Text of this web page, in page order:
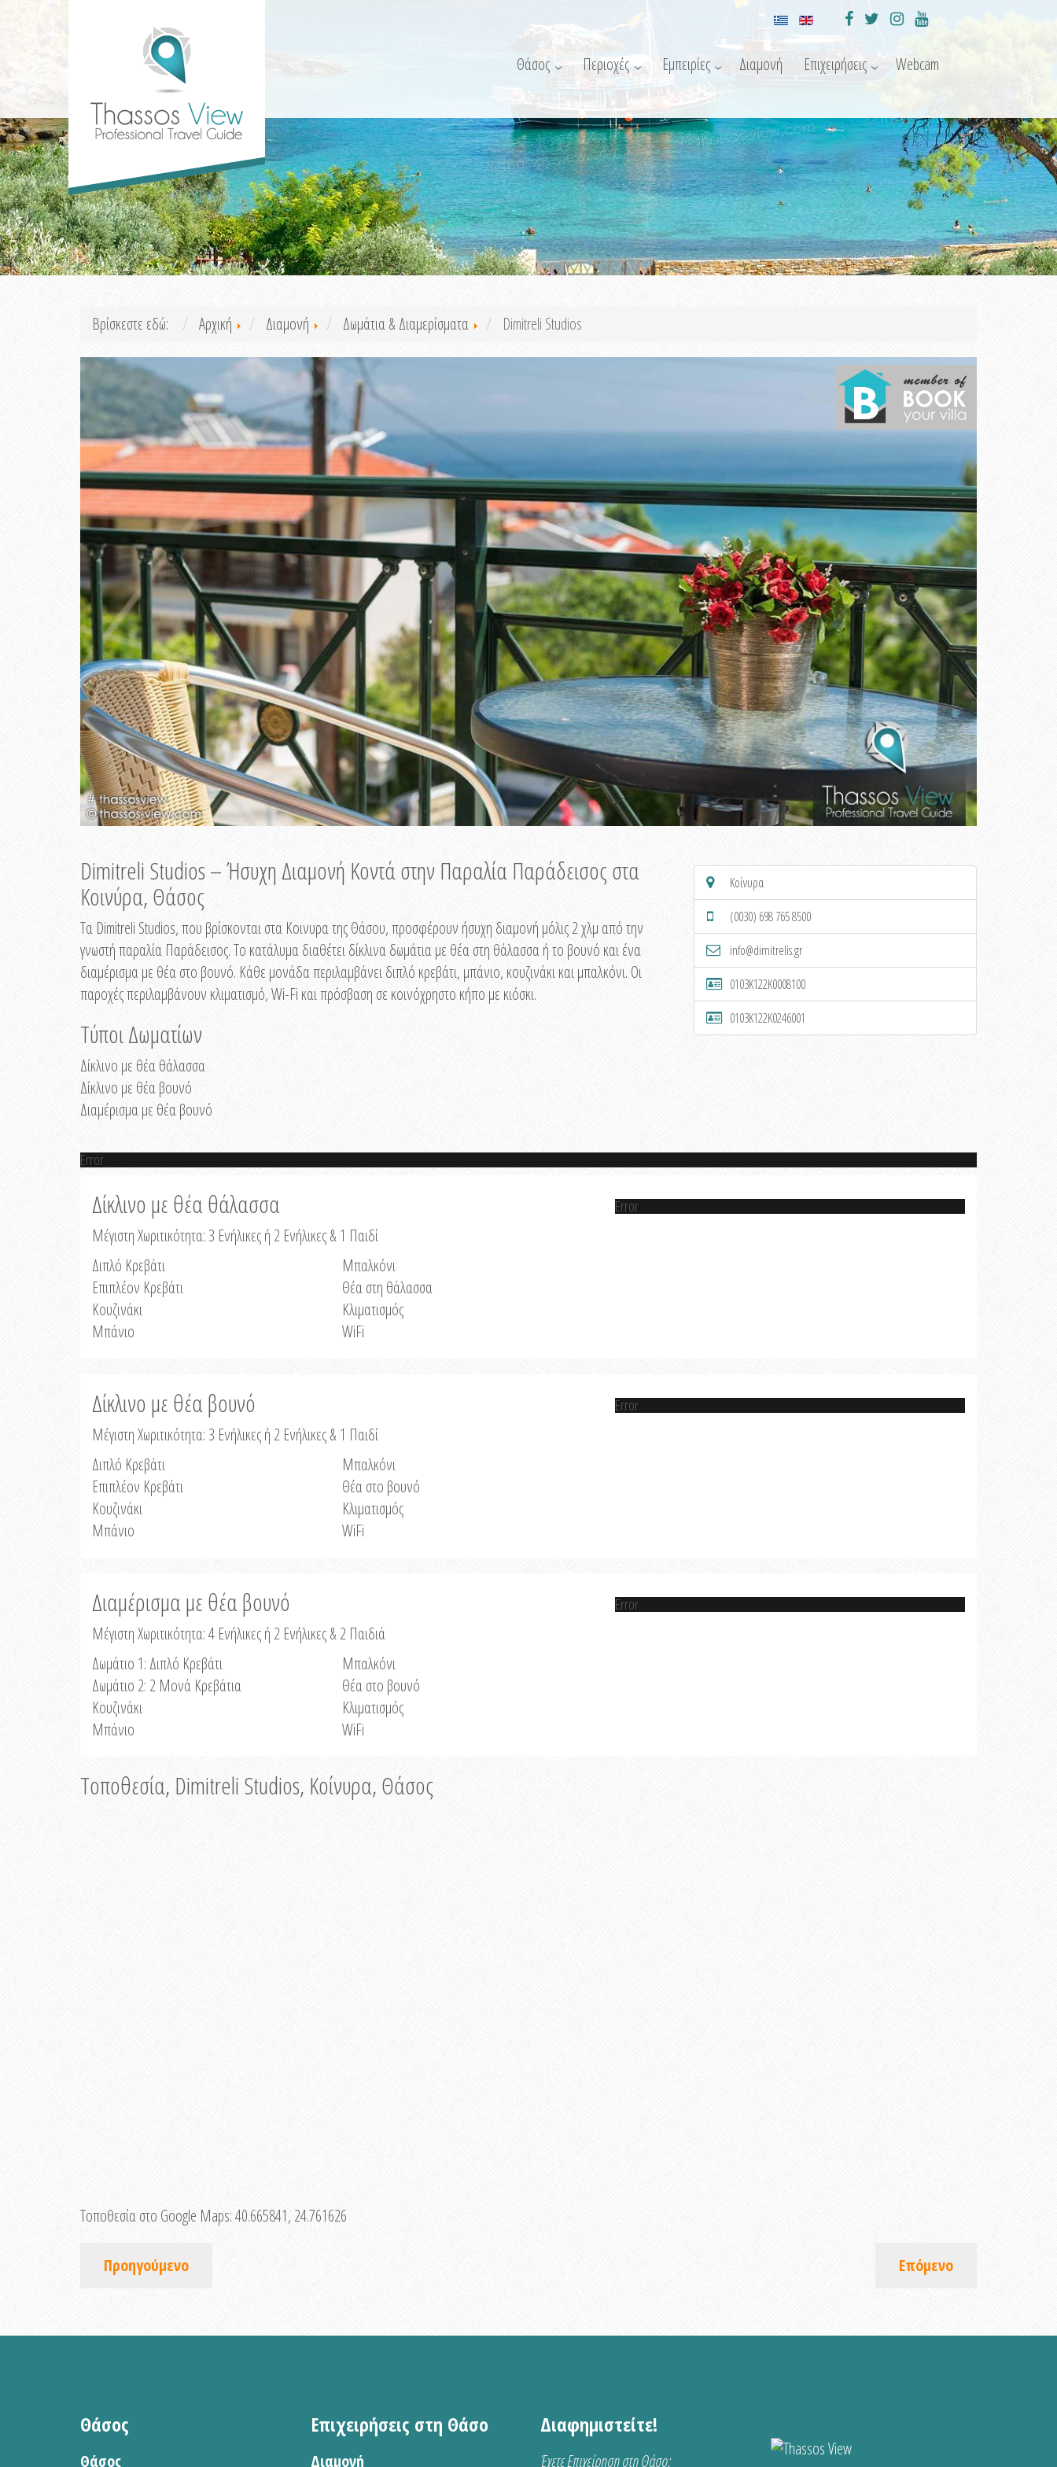
Θάσος Περιοχές Εμπειρίες Διαμονή Επιχειρήσεις Webcam
Βρίσκεστε εδώ: Αρχική Διαμονή Δωμάτια & Διαμερίσματα Dimitreli Studios
Dimitreli Studios – Ήσυχη Διαμονή Κοντά στην Παραλία Παράδεισος στα
Κοινύρα, Θάσος
Τα Dimitreli Studios, που βρίσκονται στα Κοινυρα της Θάσου, προσφέρουν ήσυχη διαμονή μόλις 2 χλμ από την
γνωστή παραλία Παράδεισος. Το κατάλυμα διαθέτει δίκλινα δωμάτια με θέα στη θάλασσα ή το βουνό και ένα
διαμέρισμα με θέα στο βουνό. Κάθε μονάδα περιλαμβάνει διπλό κρεβάτι, μπάνιο, κουζινάκι και μπαλκόνι. Οι
παροχές περιλαμβάνουν κλιματισμό, Wi-Fi και πρόσβαση σε κοινόχρηστο κήπο με κιόσκι.
Τύποι Δωματίων
Δίκλινο με θέα θάλασσα
Δίκλινο με θέα βουνό
Διαμέρισμα με θέα βουνό
Κοίνυρα
(0030) 698 765 8500
info@dimitrelis.gr
0103K122K0008100
0103K122K0246001
Error
Δίκλινο με θέα θάλασσα
Μέγιστη Χωριτικότητα: 3 Ενήλικες ή 2 Ενήλικες & 1 Παιδί
Διπλό Κρεβάτι
Επιπλέον Κρεβάτι
Κουζινάκι
Μπάνιο
Μπαλκόνι
Θέα στη θάλασσα
Κλιματισμός
WiFi
Error
Δίκλινο με θέα βουνό
Μέγιστη Χωριτικότητα: 3 Ενήλικες ή 2 Ενήλικες & 1 Παιδί
Διπλό Κρεβάτι
Επιπλέον Κρεβάτι
Κουζινάκι
Μπάνιο
Μπαλκόνι
Θέα στο βουνό
Κλιματισμός
WiFi
Error
Διαμέρισμα με θέα βουνό
Μέγιστη Χωριτικότητα: 4 Ενήλικες ή 2 Ενήλικες & 2 Παιδιά
Δωμάτιο 1: Διπλό Κρεβάτι
Δωμάτιο 2: 2 Μονά Κρεβάτια
Κουζινάκι
Μπάνιο
Μπαλκόνι
Θέα στο βουνό
Κλιματισμός
WiFi
Error
Τοποθεσία, Dimitreli Studios, Κοίνυρα, Θάσος
Τοποθεσία στο Google Maps:40.665841, 24.761626
Προηγούμενο Επόμενο
Θάσος
Θάσος
Επιχειρήσεις στη Θάσο
Διαμονή
Διαφημιστείτε!
Έχετε Επιχείρηση στη Θάσο;